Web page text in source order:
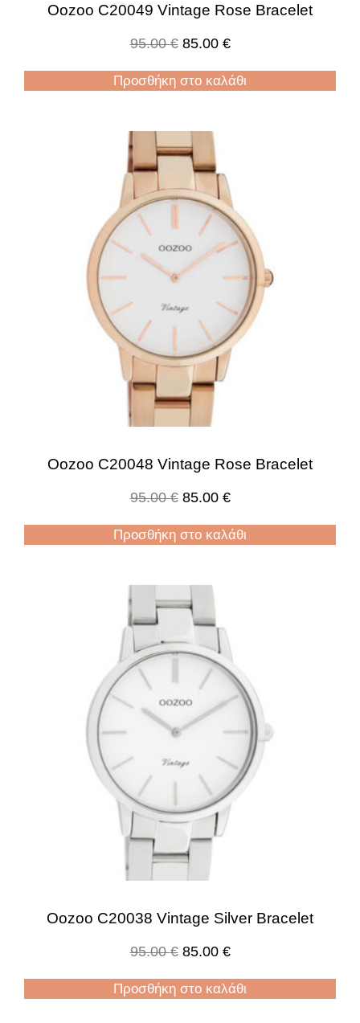
Oozoo C20049 Vintage Rose Bracelet
95.00€ 85.00 €
Προσθήκη στο καλάθι
Oozoo C20048 Vintage Rose Bracelet
95.00€ 85.00 €
Προσθήκη στο καλάθι
Oozoo C20038 Vintage Silver Bracelet
95.00€ 85.00 €
Προσθήκη στο καλάθι